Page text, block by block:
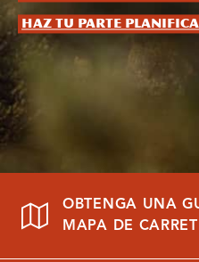
Haz tu parte
OBTENGA UNA
MAPA DE